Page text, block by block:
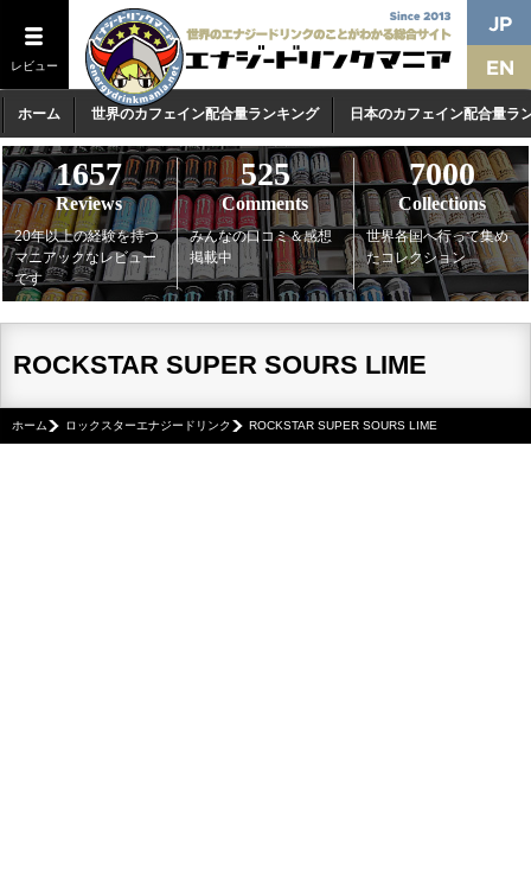
レビュー
ホーム 世界のカフェイン配合量ランキング 日本のカフェイン配合量ラ
1657
Reviews
20年以上の経験を持つ
マニアックなレビュー
です
525
Comments
みんなの口コミ＆感想
掲載中
7000
Collections
世界各国へ行って集め
たコレクション
ROCKSTAR SUPER SOURS LIME
ホーム ロックスターエナジードリンク ROCKSTAR SUPER SOURS LIME